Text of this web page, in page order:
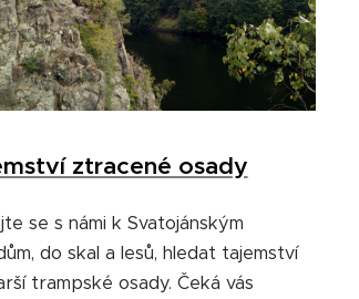
ztracené osady
se s námi k Svatojánským
do skal a lesů, hledat tajemství
trampské osady. Čeká vás